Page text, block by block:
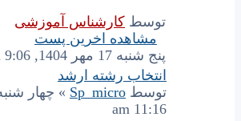
توسط کارشناس آموزشی
مشاهده اخرین پست
پنج شنبه 17 مهر 1404, 9:06 am
انتخاب رشته ارشد
توسط Sp_micro
11:16 am